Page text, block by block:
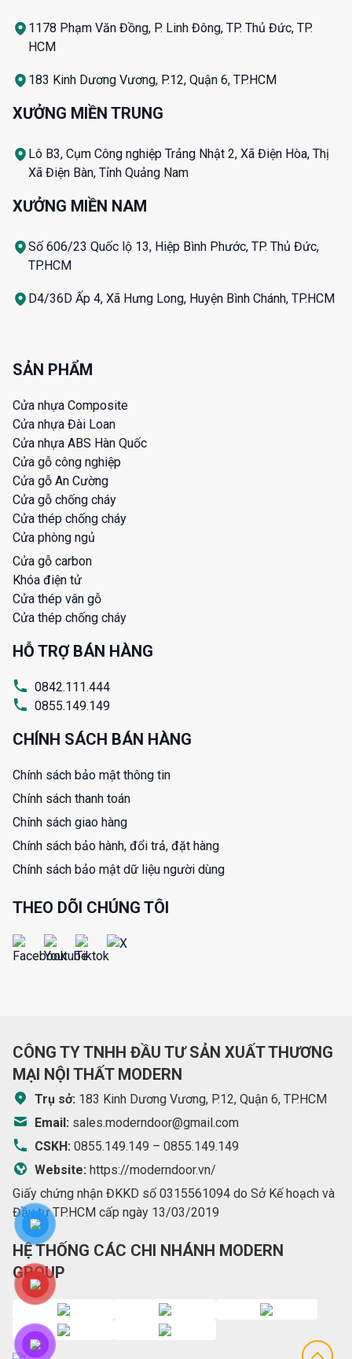
1178 Phạm Văn Đồng, P. Linh Đông, TP. Thủ Đức, TP.
HCM
183 Kinh Dương Vương, P.12, Quận 6, TP.HCM
XƯỞNG MIỀN TRUNG
Lô B3, Cụm Công nghiệp Trảng Nhật 2, Xã Điện Hòa, Thị
Xã Điện Bàn, Tỉnh Quảng Nam
XƯỞNG MIỀN NAM
Số 606/23 Quốc lộ 13, Hiệp Bình Phước, TP. Thủ Đức,
TP.HCM
D4/36D Ấp 4, Xã Hưng Long, Huyện Bình Chánh, TP.HCM
SẢN PHẨM
Cửa nhựa Composite
Cửa nhựa Đài Loan
Cửa nhựa ABS Hàn Quốc
Cửa gỗ công nghiệp
Cửa gỗ An Cường
Cửa gỗ chống cháy
Cửa thép chống cháy
Cửa phòng ngủ
Cửa gỗ carbon
Khóa điện tử
Cửa thép vân gỗ
Cửa thép chống cháy
HỖ TRỢ BÁN HÀNG
0842.111.444
0855.149.149
CHÍNH SÁCH BÁN HÀNG
Chính sách bảo mật thông tin
Chính sách thanh toán
Chính sách giao hàng
Chính sách bảo hành, đổi trả, đặt hàng
Chính sách bảo mật dữ liệu người dùng
THEO DÕI CHÚNG TÔI
CÔNG TY TNHH ĐẦU TƯ SẢN XUẤT THƯƠNG
MẠI NỘI THẤT MODERN
Trụ sở: 183 Kinh Dương Vương, P.12, Quận 6, TP.HCM
Email: sales.moderndoor@gmail.com
CSKH: 0855.149.149 – 0855.149.149
Website: https://moderndoor.vn/
Giấy chứng nhận ĐKKD số 0315561094 do Sở Kế hoạch và
Đầu tư TP.HCM cấp ngày 13/03/2019
HỆ THỐNG CÁC CHI NHÁNH MODERN
GROUP